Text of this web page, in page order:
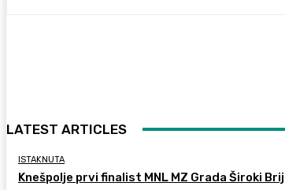
LATEST ARTICLES
ISTAKNUTA
Knešpolje prvi finalist MNL MZ Grada Široki